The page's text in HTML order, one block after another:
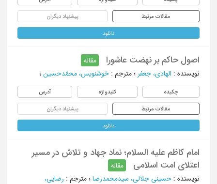
مقالات مرتبط پیشنهاد دیگران
دانلود
اصول حاکم بر نهضت عاشورا
مقاله
نویسنده : الهادی، جعفر ؛ مترجم : خوشنویس، محمّدحسین ؛
چکیده کلیدواژه آدرس
مقالات مرتبط پیشنهاد دیگران
دانلود
امام کاظم علیه السلام؛ نماد جهاد و تلاش در مسیر
اعتلای امت اسلامی
مقاله
نویسنده : حسینی جلالی، سیدمحمدرضا ؛ مترجم : رضايي،